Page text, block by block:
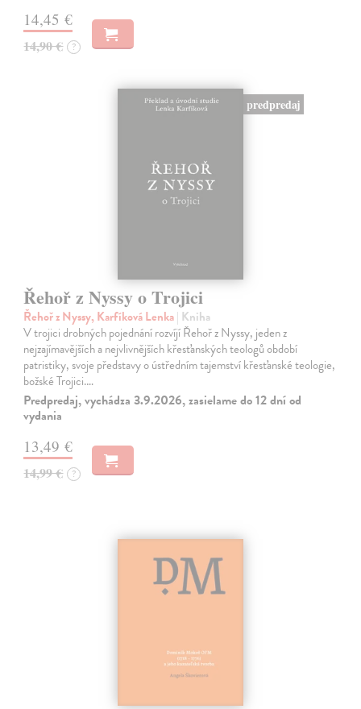
14,45 €
14,90 € ?
predpredaj
Řehoř z Nyssy o Trojici
Řehoř z Nyssy, Karfíková Lenka| Kniha
V trojici drobných pojednání rozvíjí Řehoř z Nyssy, jeden z
nejzajímavějších a nejvlivnějších křesťanských teologů období
patristiky, svoje představy o ústředním tajemství křesťanské teologie,
božské Trojici.…
Predpredaj, vychádza 3.9.2026, zasielame do 12 dní od
vydania
13,49 €
14,99 € ?